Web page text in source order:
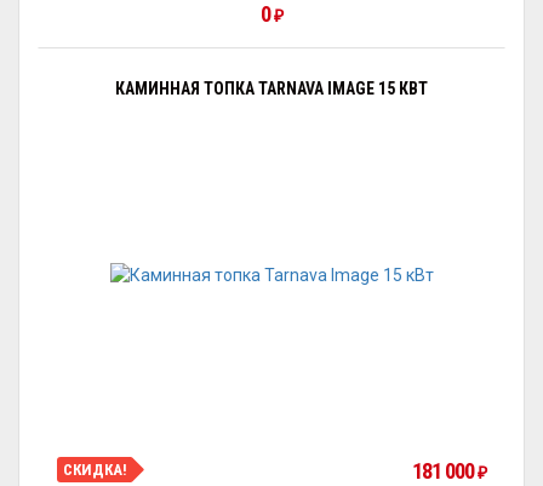
0₽
КАМИННАЯ ТОПКА TARNAVA IMAGE 15 КВТ
СКИДКА! 181 000₽